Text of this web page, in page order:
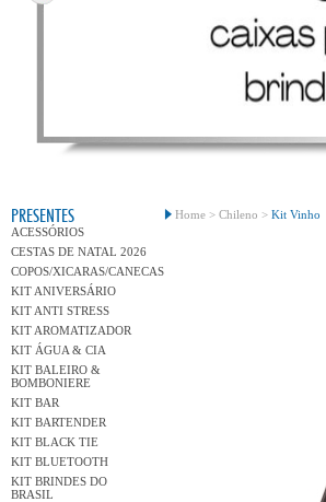
PRESENTES
ACESSÓRIOS
CESTAS DE NATAL 2026
COPOS/XICARAS/CANECAS
KIT ANIVERSÁRIO
KIT ANTI STRESS
KIT AROMATIZADOR
KIT ÁGUA & CIA
KIT BALEIRO &
BOMBONIERE
KIT BAR
KIT BARTENDER
KIT BLACK TIE
KIT BLUETOOTH
KIT BRINDES DO
BRASIL
Home > Chileno > Kit Vinho